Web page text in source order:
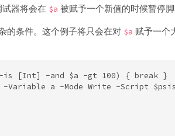
器将会在 $a 被赋予一个新值的时候暂停脚
的条件。这个例子将只会在对 $a 赋予一个
is [Int] -and $a -gt 100) { break }
-Variable a -Mode Write -Script